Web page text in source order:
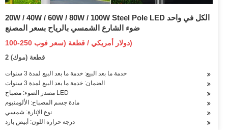
20W / 40W / 60W / 80W / 100W Steel Pole LED الكل في واحد
ضوء الشارع الشمسي بالرياح بسعر المصنع
100-250 دولار أمريكي / قطعة (سعر فوب)
2 قطعة (موك)
خدمة ما بعد البيع: خدمة ما بعد البيع لمدة 3 سنوات
الضمان: خدمة ما بعد البيع لمدة 3 سنوات
مصدر الضوء: مصباح LED
مادة جسم المصباح: الألومنيوم
نوع الإنارة: شمسي
درجة حرارة اللون: أبيض بارد